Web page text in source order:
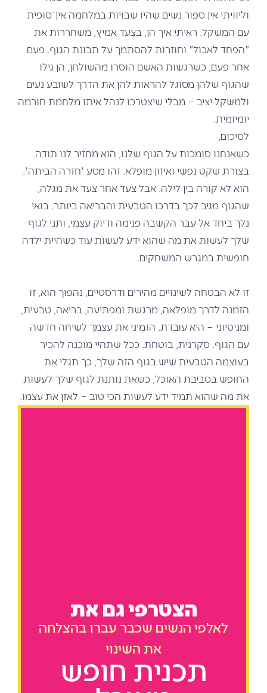
וליוויתי אין ספור נשים שהיו שבויות במלחמה אין־סופית
עם המשקל. ראיתי איך הן, בצעד אמיץ, משחררות את
"הפחד לאכול" וחוזרות להסתמך על תבונת הגוף. פעם
אחר פעם, כשרגשות האשם הוסרו מהשולחן, הן גילו
שהגוף שלהן מסוגל להראות להן את הדרך לשובע נעים
ולמשקל יציב – מבלי שיצטרכו לנהל איתו מלחמת חורמה
יומיומית.
לסיכום,
כשאנחנו סומכות על הגוף שלנו, הוא מחזיר לנו תודה
בצורת שקט נפשי ואיזון מופלא. זהו מסע 'חזרה הביתה'.
הוא לא קורה בין לילה. אבל צעד אחר צעד את מגלה,
שהגוף מגיב לכך בדרכו הטבעית והבריאה ביותר. בואי
נלך ביחד אל עבר הקשבה פנימה ודיוק עצמי, ותני לגוף
שלך לעשות את מה שהוא ידע לעשות עוד כשהיית ילדה
חופשית במגרש המשחקים.
זו לא הבטחה לשינויים מהירים ודרסטיים, נהפוך הוא, זו
הזמנה לדרך מופלאה, מרגשת ומפתיעה, בריאה, טבעית,
ומניסיוני – היא עובדת. הזמיני את עצמך לשיחה חדשה
עם הגוף. סקרנית, בוטחת. ככל שתהיי מוכנה להכיר
בעוצמה הטבעית שיש בגוף הזה שלך, כך תגלי את
החופש בסביבת האוכל, כשאת נותנת לגוף שלך לעשות
את מה שהוא תמיד ידע לעשות הכי טוב – לאזן את עצמו.
הצטרפי גם את
לאלפי הנשים שכבר עברו בהצלחה
את השינוי
תכנית חופש